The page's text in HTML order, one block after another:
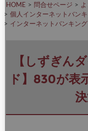
入
力
し
だ
さ
い
HOME 問合せページ
個人インターネットバン
インターネットバンキング
【しずぎん
ド】830が表